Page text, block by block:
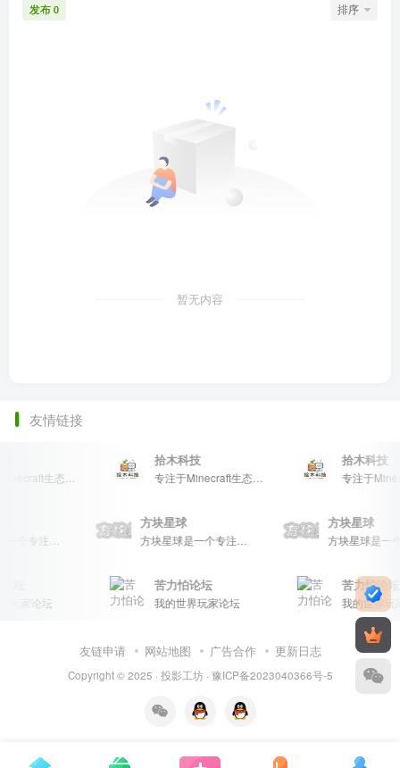
发布 0 排序
暂无内容
友情链接
专注于Minecraft生态建设
拾木科技
专注于Minecraft生态建设
拾木科技
方块星球是一个专注于我的世界的中文论坛，提供丰富的资源分享、玩家交流和创意展示，包括地图、皮肤、数据包等内容，打造Minecraft玩家的专属社区乐园！
方块星球
方块星球是一个专注于我的世界的中文论坛，提供丰富的资源分享、玩家交流和创意展示，包括地图、皮肤、数据包等内容，打造Minecraft玩家的专属社区乐园！
方块星球
玩家论坛
苦力怕论坛
我的世界玩家论坛
苦力怕论坛
我的世界玩
友链申请 网站地图 广告合作 更新日志
Copyright © 2025 · 投影工坊· 豫ICP备2023040366号-5